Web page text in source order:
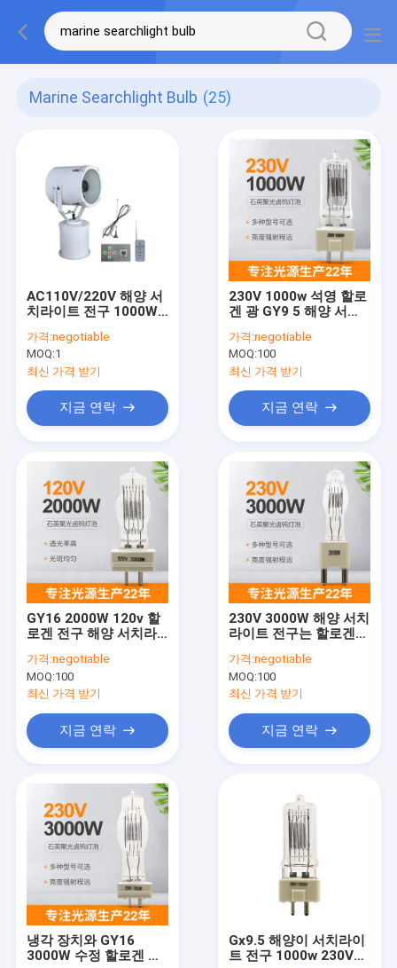
Marine Searchlight Bulb (25)
AC110V/220V 해양 서
치라이트 전구 1000W
빛납니다
가격:negotiable
MOQ:1
최신 가격 받기
지금 연락
230V 1000w 석영 할로
겐 광 GY9 5 해양 서치
터
가격:negotiable
MOQ:100
최신 가격 받기
지금 연락
GY16 2000W 120v 할
로겐 전구 해양 서치라
습니다
가격:negotiable
MOQ:100
최신 가격 받기
지금 연락
230V 3000W 해양 서치
라이트 전구는 할로겐
튜디오를 보트로 나릅니
다
가격:negotiable
MOQ:100
최신 가격 받기
지금 연락
냉각 장치와 GY16
3000W 수정 할로겐 램
Gx9.5 해양이 서치라이
트 전구 1000w 230V